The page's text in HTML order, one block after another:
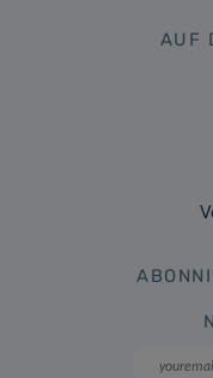
AUF